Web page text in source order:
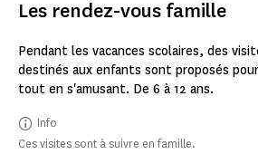
Les rendez-vous famille
Pendant les vacances scolaires, des
destinés aux enfants sont proposés
tout en s'amusant. De 6 à 12 ans.
Info
Ces visites sont à suivre en famille.